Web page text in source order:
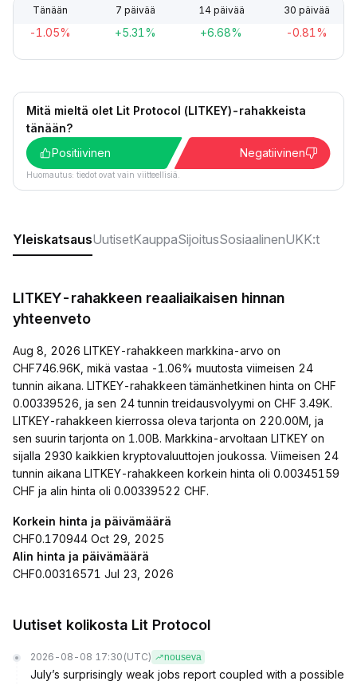
Tänään 7 päivää 14 päivää 30 päivää
-1.05% +5.31% +6.68% -0.81%
Mitä mieltä olet Lit Protocol (LITKEY)-rahakkeista
tänään?
Positiivinen
Negatiivinen
Huomautus: tiedot ovat vain viitteellisiä.
YleiskatsausUutisetKauppaSijoitusSosiaalinenUKK:t
LITKEY-rahakkeen reaaliaikaisen hinnan
yhteenveto
Aug 8, 2026 LITKEY-rahakkeen markkina-arvo on
CHF746.96K, mikä vastaa -1.06% muutosta viimeisen 24
tunnin aikana. LITKEY-rahakkeen tämänhetkinen hinta on CHF
0.00339526, ja sen 24 tunnin treidausvolyymi on CHF 3.49K.
LITKEY-rahakkeen kierrossa oleva tarjonta on 220.00M, ja
sen suurin tarjonta on 1.00B. Markkina-arvoltaan LITKEY on
sijalla 2930 kaikkien kryptovaluuttojen joukossa. Viimeisen 24
tunnin aikana LITKEY-rahakkeen korkein hinta oli 0.00345159
CHF ja alin hinta oli 0.00339522 CHF.
Korkein hinta ja päivämäärä
CHF0.170944 Oct 29, 2025
Alin hinta ja päivämäärä
CHF0.00316571 Jul 23, 2026
Uutiset kolikosta Lit Protocol
2026-08-08 17:30 (UTC) nouseva
July’s surprisingly weak jobs report coupled with a possible